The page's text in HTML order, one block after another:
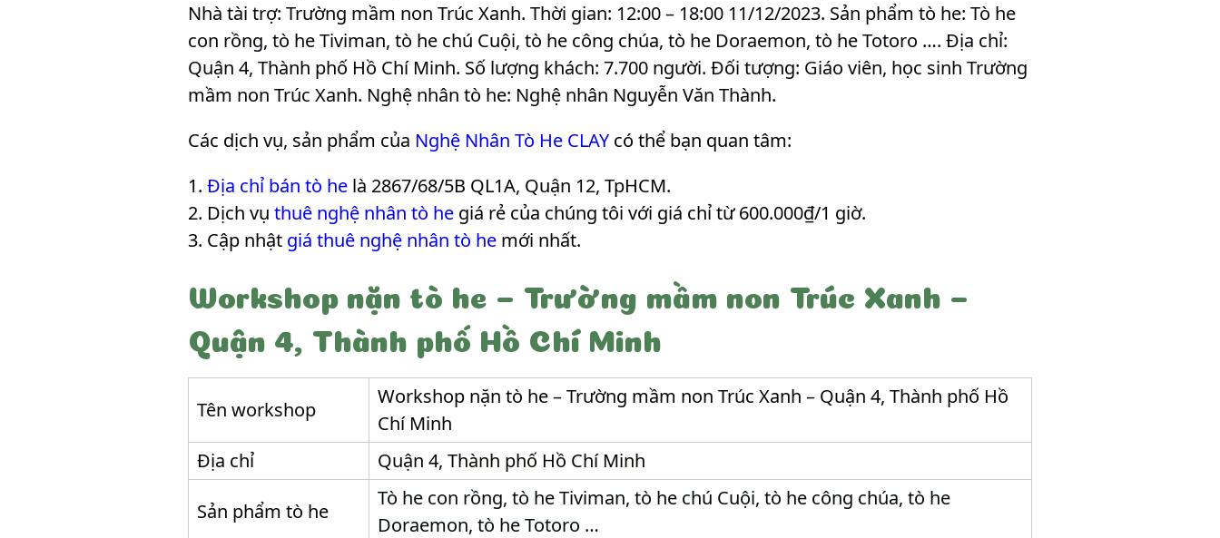
Nhà tài trợ: Trường mầm non Trúc Xanh. Thời gian: 12:00 – 18:00 11/12/2023. Sản phẩm tò he: Tò he
con rồng, tò he Tiviman, tò he chú Cuội, tò he công chúa, tò he Doraemon, tò he Totoro …. Địa chỉ:
Quận 4, Thành phố Hồ Chí Minh. Số lượng khách: 7.700 người. Đối tượng: Giáo viên, học sinh Trường
mầm non Trúc Xanh. Nghệ nhân tò he: Nghệ nhân Nguyễn Văn Thành.
Các dịch vụ, sản phẩm của Nghệ Nhân Tò He CLAY có thể bạn quan tâm:
Địa chỉ bán tò he là 2867/68/5B QL1A, Quận 12, TpHCM.
Dịch vụ thuê nghệ nhân tò he giá rẻ của chúng tôi với giá chỉ từ 600.000₫/1 giờ.
Cập nhật giá thuê nghệ nhân tò he mới nhất.
Workshop nặn tò he – Trường mầm non Trúc Xanh –
Quận 4, Thành phố Hồ Chí Minh
Tên workshop
Workshop nặn tò he – Trường mầm non Trúc Xanh – Quận 4, Thành phố Hồ
Chí Minh
Địa chỉ
Quận 4, Thành phố Hồ Chí Minh
Sản phẩm tò he
Tò he con rồng, tò he Tiviman, tò he chú Cuội, tò he công chúa, tò he
Doraemon, tò he Totoro …